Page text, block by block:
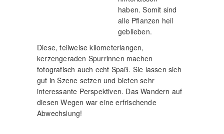
haben. Somit sind
alle Pflanzen heil
geblieben.
Diese, teilweise kilometerlangen,
kerzengeraden Spurrinnen machen
fotografisch auch echt Spaß. Sie lassen sich
gut in Szene setzen und bieten sehr
interessante Perspektiven. Das Wandern auf
diesen Wegen war eine erfrischende
Abwechslung!